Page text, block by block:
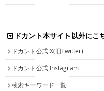
ドカント本サイト以外にこ
ドカント公式 X(旧Twitter)
ドカント公式 Instagram
検索キーワード一覧